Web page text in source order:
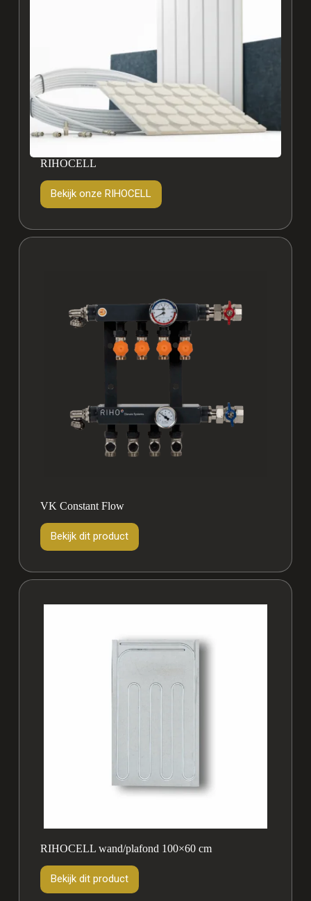
RIHOCELL
Bekijk onze RIHOCELL
Bekijk
onze
VK Constant Flow
Bekijk dit product
Bekijk
dit
RIHOCELL wand/plafond 100×60 cm
Bekijk dit product
Bekijk
dit